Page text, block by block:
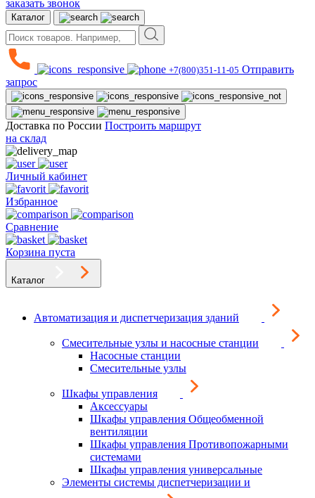
заказать звонок
Каталог
+7(800)351-11-05 Отправить
запрос
Доставка по России Построить маршрут
на склад
Личный кабинет
Избранное
Сравнение
Корзина пуста
Каталог
Автоматизация и диспетчеризация зданий
Смесительные узлы и насосные станции
Насосные станции
Смесительные узлы
Шкафы управления
Аксессуары
Шкафы управления Общеобменной
вентиляции
Шкафы управления Противопожарными
системами
Шкафы управления универсальные
Элементы системы диспетчеризации и